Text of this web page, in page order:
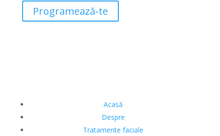
Programează-te
Acasă
Despre
Tratamente faciale